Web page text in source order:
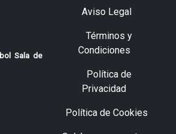
Sala de
Aviso Legal
Términos y
Condiciones
Política de
Privacidad
Política de Cookies